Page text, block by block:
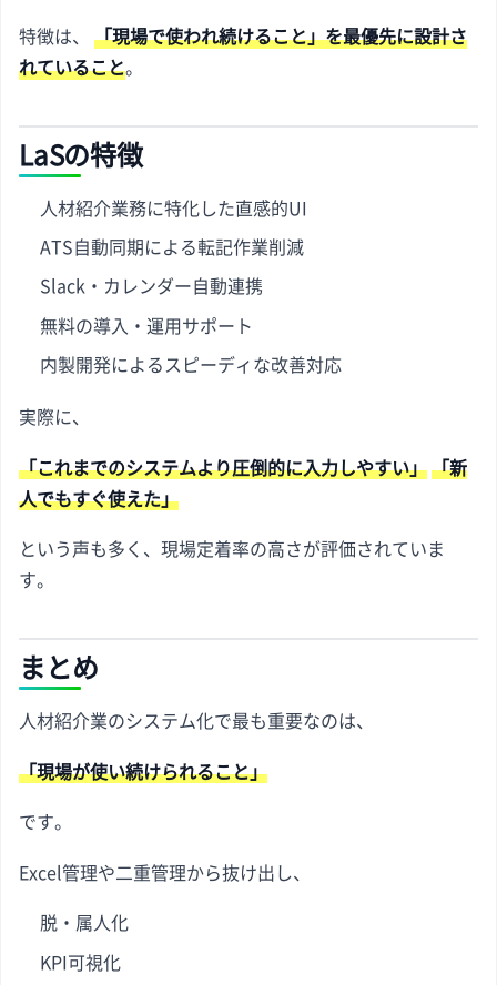
特徴は、 「現場で使われ続けること」を最優先に設計さ
れていること。
LaSの特徴
人材紹介業務に特化した直感的UI
ATS自動同期による転記作業削減
Slack・カレンダー自動連携
無料の導入・運用サポート
内製開発によるスピーディな改善対応
実際に、
「これまでのシステムより圧倒的に入力しやすい」「新
人でもすぐ使えた」
という声も多く、現場定着率の高さが評価されていま
す。
まとめ
人材紹介業のシステム化で最も重要なのは、
「現場が使い続けられること」
です。
Excel管理や二重管理から抜け出し、
脱・属人化
KPI可視化